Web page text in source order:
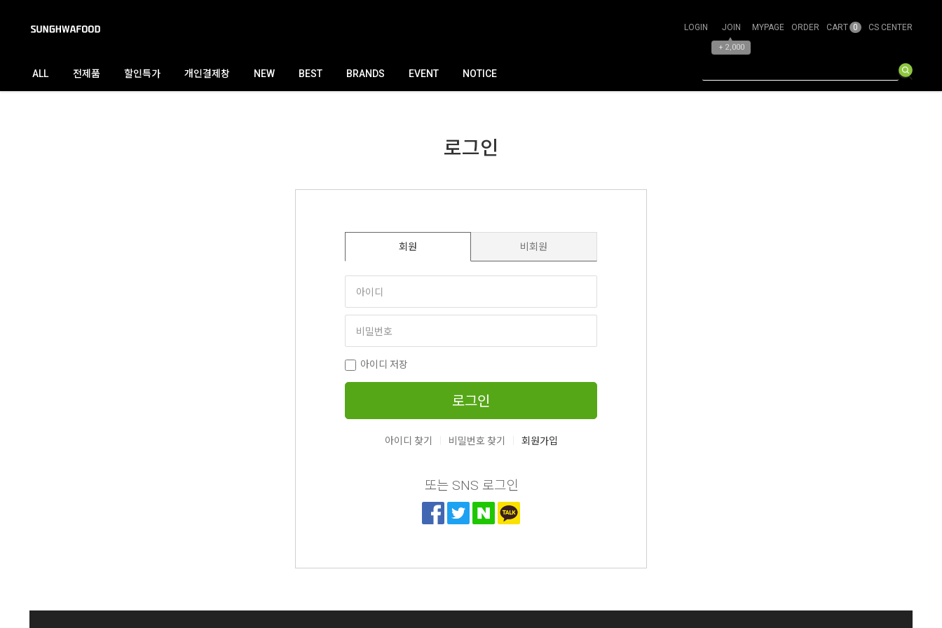
LOGIN JOIN
▲
+ 2,000
MYPAGE ORDER CART 0 CS CENTER
검색
ALL 전제품 할인특가 개인결제창 NEW BEST BRANDS EVENT NOTICE
로그인
회원 비회원
아이디 저장
로그인
아이디 찾기 비밀번호 찾기 회원가입
또는 SNS 로그인